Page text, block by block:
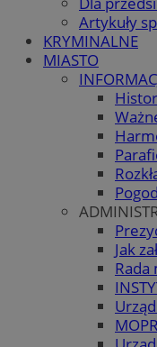
Artykuły
KRYMINALNE
MIASTO
Jak
Rada
MOPR